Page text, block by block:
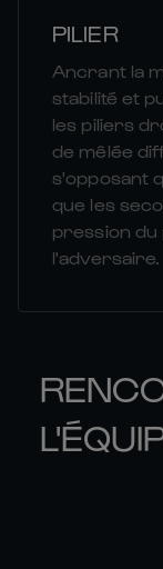
PILIER
Ancrant la
stabilité et
les piliers
de mêlée
s'opposant
que les
pression du
l'adversaire.